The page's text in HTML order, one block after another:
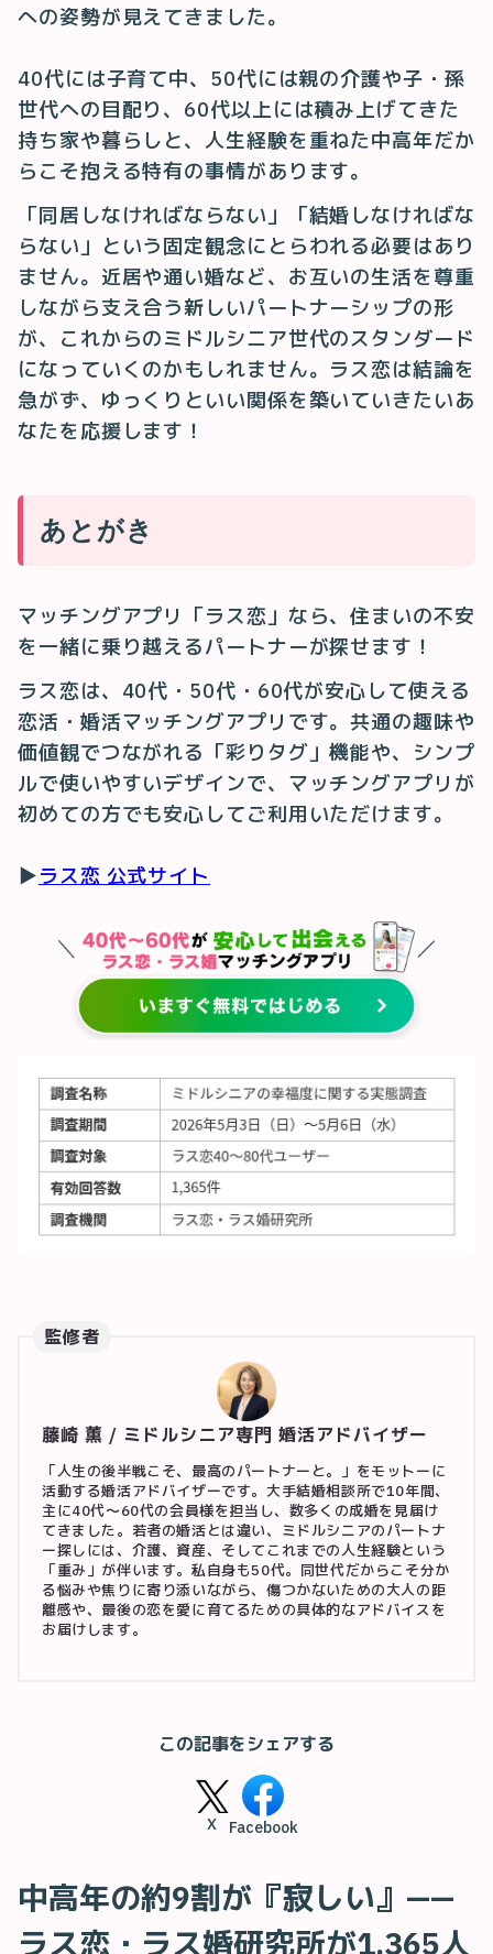
への姿勢が見えてきました。
40代には子育て中、50代には親の介護や子・孫
世代への目配り、60代以上には積み上げてきた
持ち家や暮らしと、人生経験を重ねた中高年だか
らこそ抱える特有の事情があります。
「同居しなければならない」「結婚しなければな
らない」という固定観念にとらわれる必要はあり
ません。近居や通い婚など、お互いの生活を尊重
しながら支え合う新しいパートナーシップの形
が、これからのミドルシニア世代のスタンダード
になっていくのかもしれません。ラス恋は結論を
急がず、ゆっくりといい関係を築いていきたいあ
なたを応援します！
あとがき
マッチングアプリ「ラス恋」なら、住まいの不安
を一緒に乗り越えるパートナーが探せます！
ラス恋は、40代・50代・60代が安心して使える
恋活・婚活マッチングアプリです。共通の趣味や
価値観でつながれる「彩りタグ」機能や、シンプ
ルで使いやすいデザインで、マッチングアプリが
初めての方でも安心してご利用いただけます。
▶ラス恋 公式サイト
監修者
藤崎 薫 / ミドルシニア専門 婚活アドバイザー
「人生の後半戦こそ、最高のパートナーと。」をモットーに
活動する婚活アドバイザーです。大手結婚相談所で10年間、
主に40代〜60代の会員様を担当し、数多くの成婚を見届け
てきました。若者の婚活とは違い、ミドルシニアのパートナ
ー探しには、介護、資産、そしてこれまでの人生経験という
「重み」が伴います。私自身も50代。同世代だからこそ分か
る悩みや焦りに寄り添いながら、傷つかないための大人の距
離感や、最後の恋を愛に育てるための具体的なアドバイスを
お届けします。
この記事をシェアする
X Facebook
中高年の約9割が『寂しい』——
ラス恋・ラス婚研究所が1,365人